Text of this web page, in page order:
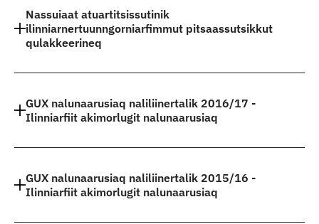
Nassuiaat atuartitsissutinik
ilinniarnertuunngorniarfimmut pitsaassutsikkut
qulakkeerineq
GUX nalunaarusiaq naliliinertalik 2016/17 -
Ilinniarfiit akimorlugit nalunaarusiaq
GUX nalunaarusiaq naliliinertalik 2015/16 -
Ilinniarfiit akimorlugit nalunaarusiaq